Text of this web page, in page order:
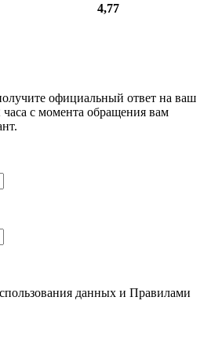
4,77
официальный ответ на ваш
с момента обращения вам
данных и Правилами